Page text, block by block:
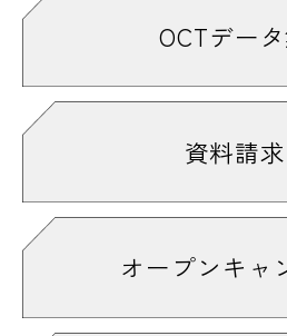
#技術#技能実習
#くっつける#組み立て#
#詳しくはオープンキャ
#ケガに注意#削り華#削
#建築大工技能検定
#検定はやっぱり緊張す
OCTデー
資料請求
オープンキャ